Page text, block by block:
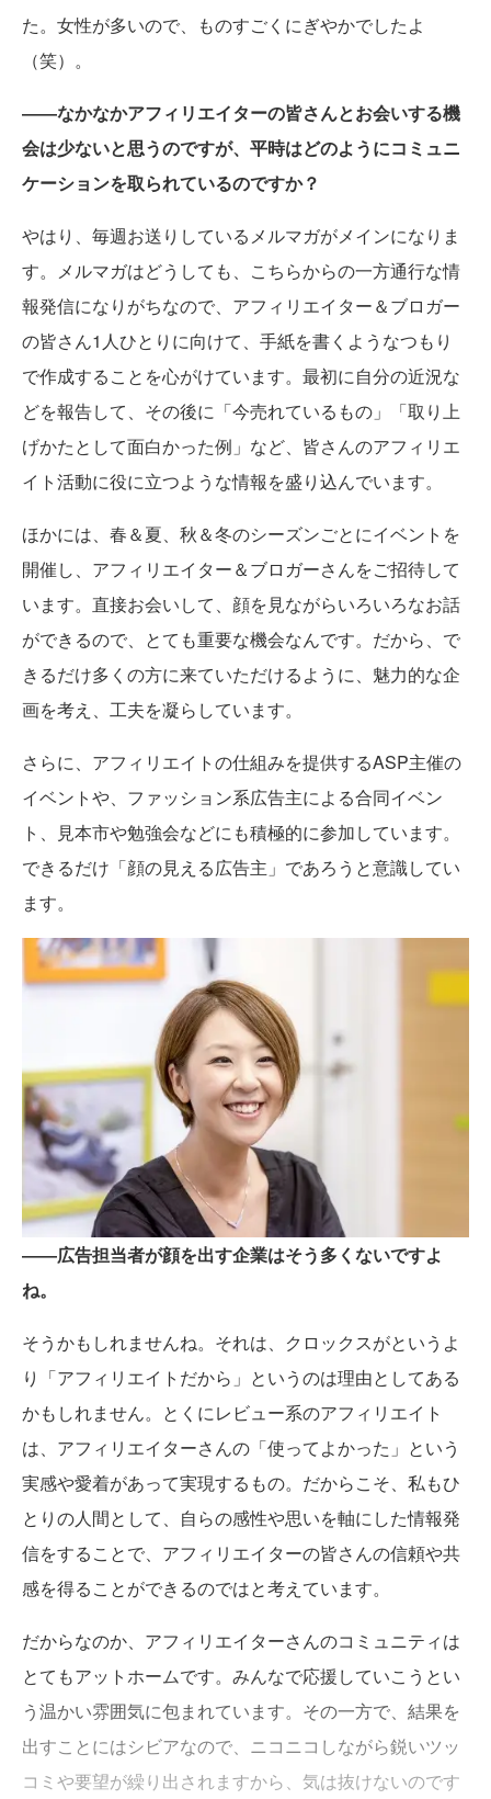
た。女性が多いので、ものすごくにぎやかでしたよ
（笑）。
――なかなかアフィリエイターの皆さんとお会いする機
会は少ないと思うのですが、平時はどのようにコミュニ
ケーションを取られているのですか？
やはり、毎週お送りしているメルマガがメインになりま
す。メルマガはどうしても、こちらからの一方通行な情
報発信になりがちなので、アフィリエイター＆ブロガー
の皆さん1人ひとりに向けて、手紙を書くようなつもり
で作成することを心がけています。最初に自分の近況な
どを報告して、その後に「今売れているもの」「取り上
げかたとして面白かった例」など、皆さんのアフィリエ
イト活動に役に立つような情報を盛り込んでいます。
ほかには、春＆夏、秋＆冬のシーズンごとにイベントを
開催し、アフィリエイター＆ブロガーさんをご招待して
います。直接お会いして、顔を見ながらいろいろなお話
ができるので、とても重要な機会なんです。だから、で
きるだけ多くの方に来ていただけるように、魅力的な企
画を考え、工夫を凝らしています。
さらに、アフィリエイトの仕組みを提供するASP主催の
イベントや、ファッション系広告主による合同イベン
ト、見本市や勉強会などにも積極的に参加しています。
できるだけ「顔の見える広告主」であろうと意識してい
ます。
――広告担当者が顔を出す企業はそう多くないですよ
ね。
そうかもしれませんね。それは、クロックスがというよ
り「アフィリエイトだから」というのは理由としてある
かもしれません。とくにレビュー系のアフィリエイト
は、アフィリエイターさんの「使ってよかった」という
実感や愛着があって実現するもの。だからこそ、私もひ
とりの人間として、自らの感性や思いを軸にした情報発
信をすることで、アフィリエイターの皆さんの信頼や共
感を得ることができるのではと考えています。
だからなのか、アフィリエイターさんのコミュニティは
とてもアットホームです。みんなで応援していこうとい
う温かい雰囲気に包まれています。その一方で、結果を
出すことにはシビアなので、ニコニコしながら鋭いツッ
コミや要望が繰り出されますから、気は抜けないのです